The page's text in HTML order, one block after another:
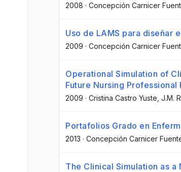
2008 · Concepción Carnicer
Uso de LAMS para diseñar
2009 · Concepción Carnicer
Operational Simulation of
Future Nursing Professional
2009 · Cristina Castro Yuste , J.M.
Portafolios Grado en
2013 · Concepción Carnicer
The Clinical Simulation as